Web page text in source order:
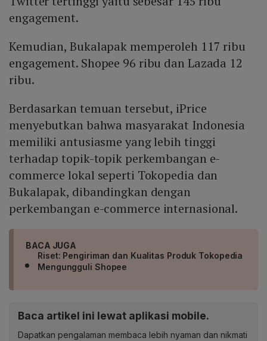
engagement.
Kemudian, Bukalapak memperoleh 117 ribu
engagement. Shopee 96 ribu dan Lazada 12
ribu.
Berdasarkan temuan tersebut, iPrice
menyebutkan bahwa masyarakat Indonesia
memiliki antusiasme yang lebih tinggi
terhadap topik-topik perkembangan e-
commerce lokal seperti Tokopedia dan
Bukalapak, dibandingkan dengan
perkembangan e-commerce internasional.
BACA JUGA
Riset: Pengiriman dan Kualitas Produk Tokopedia
Mengungguli Shopee
Baca artikel ini lewat aplikasi mobile.
Dapatkan pengalaman membaca lebih nyaman dan nikmati